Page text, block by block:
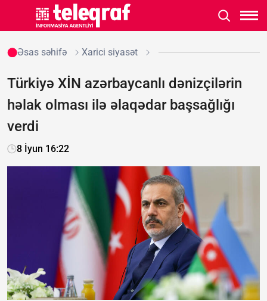
Əsas səhifə Xarici siyasət
Türkiyə XİN azərbaycanlı dənizçilərin
həlak olması ilə əlaqədar başsağlığı
verdi
8 İyun 16:22